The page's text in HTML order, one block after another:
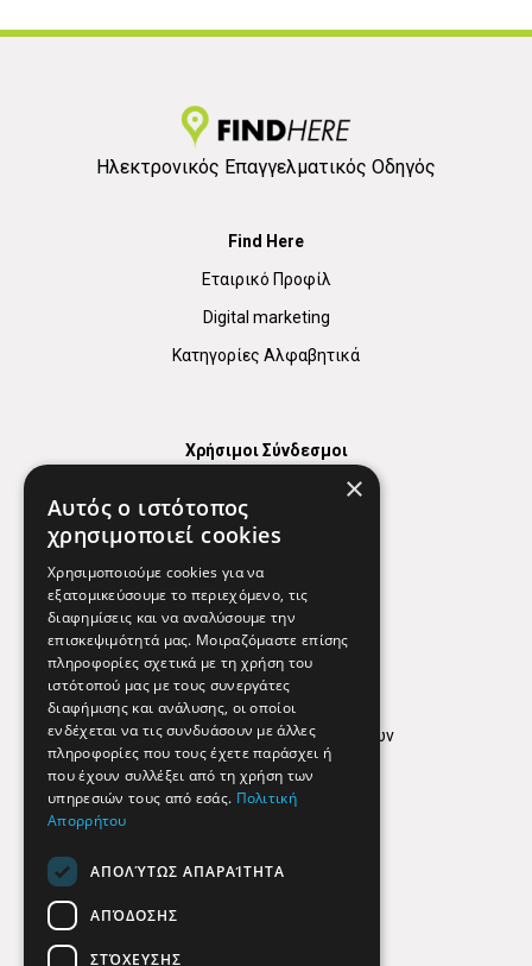
Ηλεκτρονικός Επαγγελματικός Οδηγός
Find Here
Εταιρικό Προφίλ
Digital marketing
Κατηγορίες Αλφαβητικά
Χρήσιμοι Σύνδεσμοι
Χρήσιμα Τηλέφωνα
Εφημερεύοντα Φαρμακεία
Απόρρητο
Όροι Χρήσης
Πολιτική προστασίας δεδομένων
Findhere
Social Media
×
Αυτός ο ιστότοπος
χρησιμοποιεί cookies
Χρησιμοποιούμε cookies για να
εξατομικεύσουμε το περιεχόμενο, τις
διαφημίσεις και να αναλύσουμε την
επισκεψιμότητά μας. Μοιραζόμαστε επίσης
πληροφορίες σχετικά με τη χρήση του
ιστότοπού μας με τους συνεργάτες
διαφήμισης και ανάλυσης, οι οποίοι
ενδέχεται να τις συνδυάσουν με άλλες
πληροφορίες που τους έχετε παράσχει ή
που έχουν συλλέξει από τη χρήση των
υπηρεσιών τους από εσάς. Πολιτική
Απορρήτου
ΑΠΟΛΎΤΩΣ ΑΠΑΡΑΊΤΗΤΑ
ΑΠΌΔΟΣΗΣ
ΣΤΌΧΕΥΣΗΣ